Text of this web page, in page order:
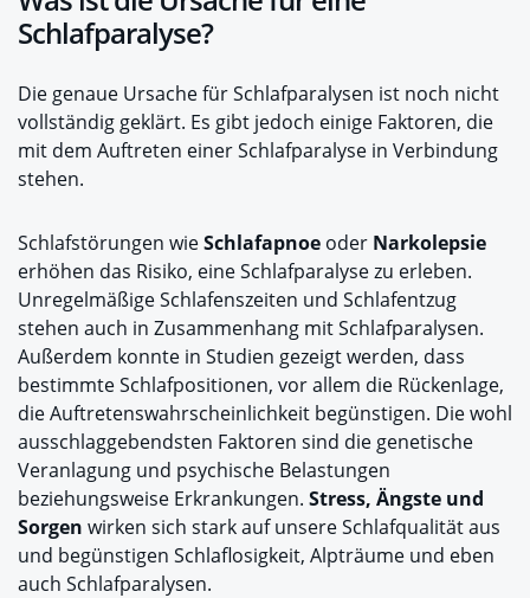
Schlafparalyse?
Die genaue Ursache für Schlafparalysen ist noch nicht
vollständig geklärt. Es gibt jedoch einige Faktoren, die
mit dem Auftreten einer Schlafparalyse in Verbindung
stehen.
Schlafstörungen wieSchlafapnoe oder Narkolepsie
erhöhen das Risiko, eine Schlafparalyse zu erleben.
Unregelmäßige Schlafenszeiten und Schlafentzug
stehen auch in Zusammenhang mit Schlafparalysen.
Außerdem konnte in Studien gezeigt werden, dass
bestimmte Schlafpositionen, vor allem die Rückenlage,
die Auftretenswahrscheinlichkeit begünstigen. Die wohl
ausschlaggebendsten Faktoren sind die genetische
Veranlagung und psychische Belastungen
beziehungsweise Erkrankungen. Stress, Ängste und
Sorgen wirken sich stark auf unsere Schlafqualität aus
und begünstigen Schlaflosigkeit, Alpträume und eben
auch Schlafparalysen.